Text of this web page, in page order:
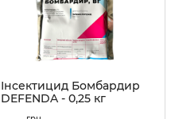
Інсектицид Бомбардир
DEFENDA - 0,25 кг